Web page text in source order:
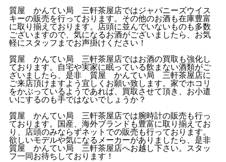
質屋 かんてい局 三軒茶屋店ではジャパニーズウイス
キーの販売を行っております。その他のお酒も在庫豊富
に取り揃えております。店頭に並んでいないものも多数
ございますので、気になるお酒がございましたら、お気
軽にスタッフまでお声掛けください！
質屋 かんてい局 三軒茶屋店ではお酒の買取も強化し
ております。自宅や実家に眠っている飲まない酒類がご
ざいましたら、是非 質屋 かんてい局 三軒茶屋店に
ご来店頂けますよう宜しくお願い致します。家でホコリ
をかぶっているようであれば、買取させて頂き、お小遣
いにするのも手ではないでしょうか？
質屋 かんてい局 三軒茶屋店では腕時計の販売も行っ
ております。国産、海外ブランドも豊富に取り揃えてお
り、店頭のみならずネットでの販売も行っております。
欲しいモデルや気になるメーカーがありましたら、是非
質屋 かんてい局 三軒茶屋店へお越し下さい。スタッ
フ一同お待ちしております！